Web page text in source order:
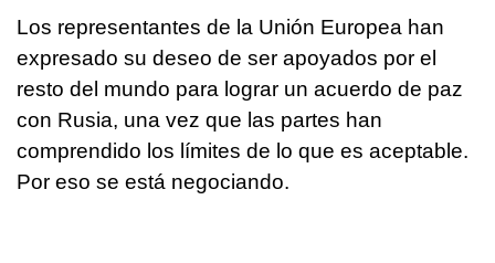
Los representantes de la Unión Europea han
expresado su deseo de ser apoyados por el
resto del mundo para lograr un acuerdo de paz
con Rusia, una vez que las partes han
comprendido los límites de lo que es aceptable.
Por eso se está negociando.